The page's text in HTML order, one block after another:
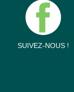
SUIVEZ-NOUS !